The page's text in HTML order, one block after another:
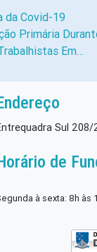
da Covid-19
Primária
Em…
Sul 208/
de
à sexta: 8h às